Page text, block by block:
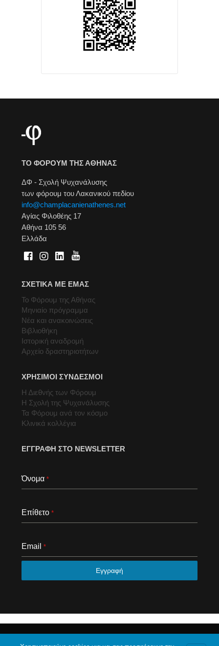
ΤΟ ΦΟΡΟΥΜ ΤΗΣ ΑΘΗΝΑΣ
ΔΦ - Σχολή Ψυχανάλυσης
των φόρουμ του Λακανικού πεδίου
info@champlacanienathenes.net
Αγίας Φιλοθέης 17
Αθήνα 105 56
Ελλάδα
ΣΧΕΤΙΚΑ ΜΕ ΕΜΑΣ
Το Φόρουμ της Αθήνας
Μηνιαίο πρόγραμμα
Νέα και ανακοινώσεις
Βιβλιοθήκη
Ιστορική αναδρομή
Αρχείο δραστηριοτήτων
ΧΡΗΣΙΜΟΙ ΣΥΝΔΕΣΜΟΙ
Η Διεθνής των Φόρουμ
Η Σχολή της Ψυχανάλυσης
Τα Φόρουμ ανά τον κόσμο
Κλινικά κολλέγια
ΕΓΓΡΑΦΗ ΣΤΟ NEWSLETTER
Όνομα *
Επίθετο *
Email *
Εγγραφή